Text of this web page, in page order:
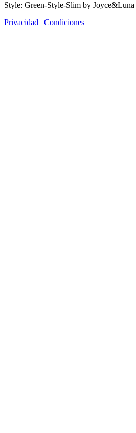
Style: Green-Style-Slim by Joyce&Luna
Privacidad | Condiciones